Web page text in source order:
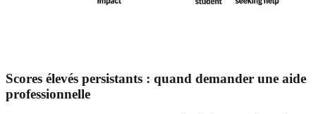
Scores élevés persistants : quand demander une aide
professionnelle